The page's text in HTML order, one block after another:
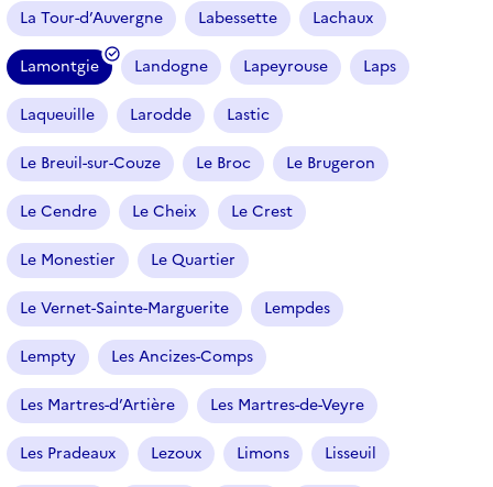
La Tour-d’Auvergne Labessette Lachaux
Lamontgie
(
f
i
l
t
r
e
s
é
l
e
c
t
i
o
n
Landogne Lapeyrouse Laps
Laqueuille Larodde Lastic
Le Breuil-sur-Couze Le Broc Le Brugeron
Le Cendre Le Cheix Le Crest
Le Monestier Le Quartier
Le Vernet-Sainte-Marguerite Lempdes
Lempty Les Ancizes-Comps
Les Martres-d’Artière Les Martres-de-Veyre
Les Pradeaux Lezoux Limons Lisseuil